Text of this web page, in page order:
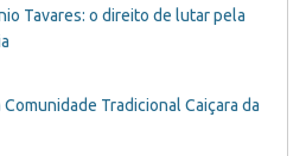
Tavares: o direito de lutar pela
Tradicional Caiçara da